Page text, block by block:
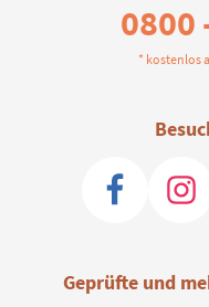
0800
* kostenlos
Geprüfte und